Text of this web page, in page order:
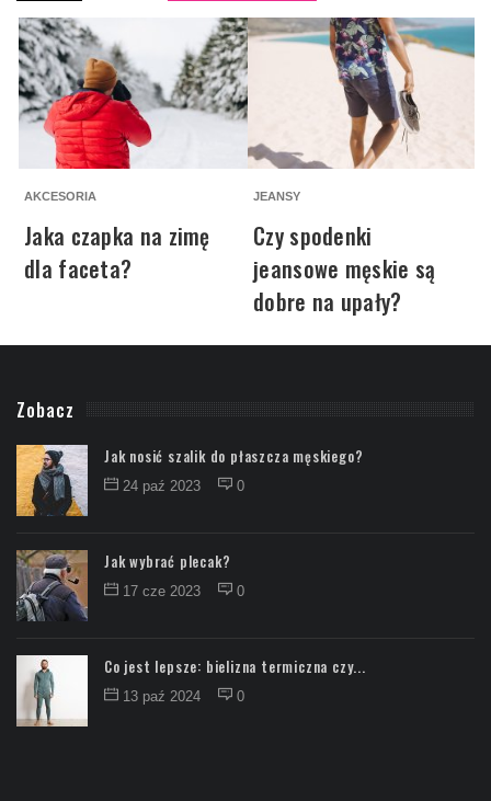
AKCESORIA
Jaka czapka na zimę
dla faceta?
JEANSY
Czy spodenki
jeansowe męskie są
dobre na upały?
Zobacz
Jak nosić szalik do płaszcza męskiego?
24 paź 2023 0
Jak wybrać plecak?
17 cze 2023 0
Co jest lepsze: bielizna termiczna czy...
13 paź 2024 0